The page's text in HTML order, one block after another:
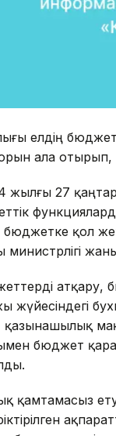
елдің
ала
жылғы 27
бюджетке қол
министрлігі
атқару,
қазынашылық
бюджет